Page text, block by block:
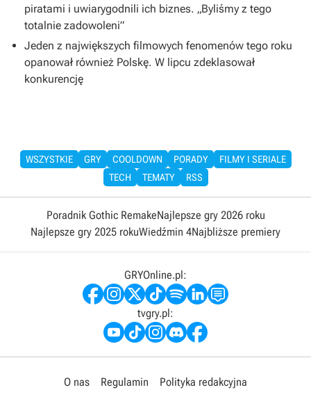
piratami i uwiarygodnili ich biznes. „Byliśmy z tego
totalnie zadowoleni”
Jeden z największych filmowych fenomenów tego roku
opanował również Polskę. W lipcu zdeklasował
konkurencję
WSZYSTKIE GRY COOLDOWN PORADY
FILMY I SERIALE
TECH
TEMATY RSS
Poradnik Gothic RemakeNajlepsze gry 2026 roku
Najlepsze gry 2025 rokuWiedźmin 4Najbliższe premiery
GRYOnline.pl:
tvgry.pl:
O nas Regulamin
Polityka redakcyjna